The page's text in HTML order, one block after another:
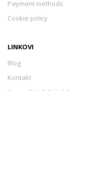
Payment methods
Cookie policy
LINKOVI
Blog
Kontakt
Használati feltételek